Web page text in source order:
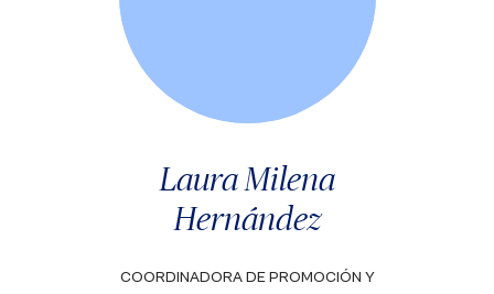
Laura Milena
Hernández
COORDINADORA DE PROMOCIÓN Y